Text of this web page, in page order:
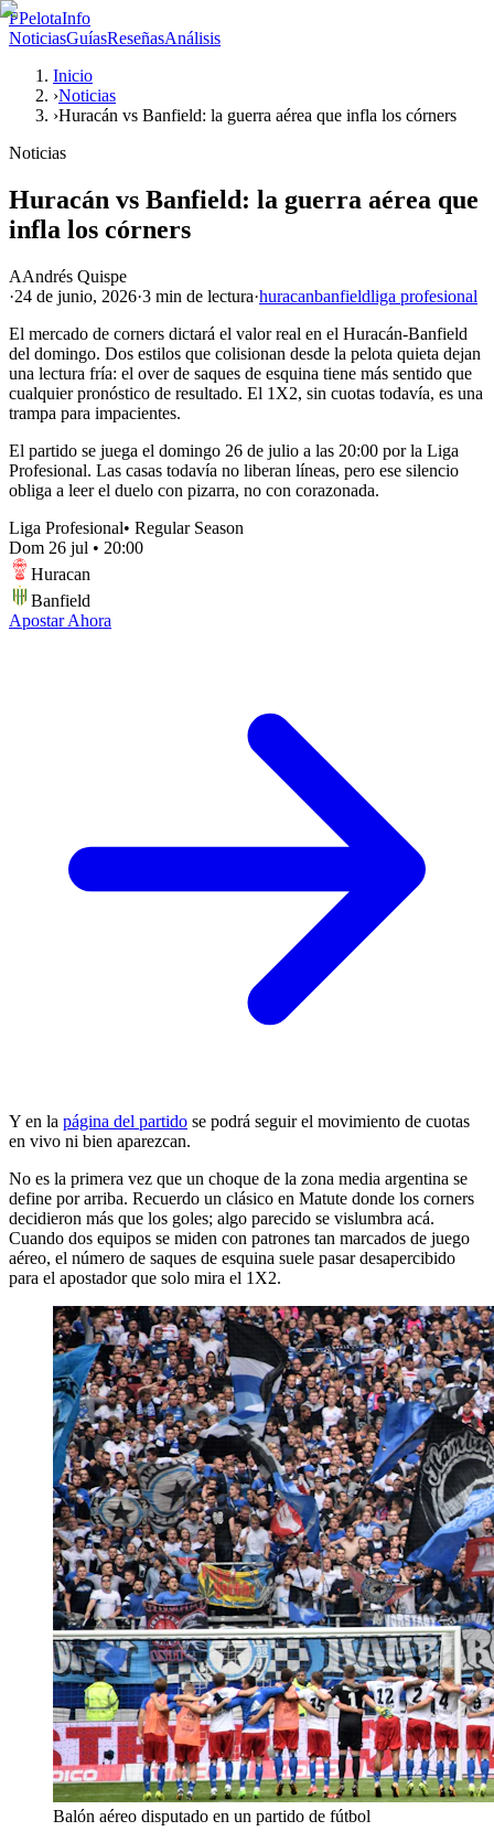
PPelotaInfo
NoticiasGuíasReseñasAnálisis
Inicio
›Noticias
›Huracán vs Banfield: la guerra aérea que infla los córners
Noticias
Huracán vs Banfield: la guerra aérea que
infla los córners
AAndrés Quispe
·24 de junio, 2026·3 min de lectura·huracanbanfieldliga profesional
El mercado de corners dictará el valor real en el Huracán-Banfield
del domingo. Dos estilos que colisionan desde la pelota quieta dejan
una lectura fría: el over de saques de esquina tiene más sentido que
cualquier pronóstico de resultado. El 1X2, sin cuotas todavía, es una
trampa para impacientes.
El partido se juega el domingo 26 de julio a las 20:00 por la Liga
Profesional. Las casas todavía no liberan líneas, pero ese silencio
obliga a leer el duelo con pizarra, no con corazonada.
Liga Profesional• Regular Season
Dom 26 jul • 20:00
Huracan
Banfield
Apostar Ahora
Y en la página del partido se podrá seguir el movimiento de cuotas
en vivo ni bien aparezcan.
No es la primera vez que un choque de la zona media argentina se
define por arriba. Recuerdo un clásico en Matute donde los corners
decidieron más que los goles; algo parecido se vislumbra acá.
Cuando dos equipos se miden con patrones tan marcados de juego
aéreo, el número de saques de esquina suele pasar desapercibido
para el apostador que solo mira el 1X2.
Balón aéreo disputado en un partido de fútbol